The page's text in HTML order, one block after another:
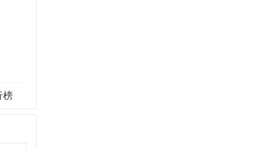
榜